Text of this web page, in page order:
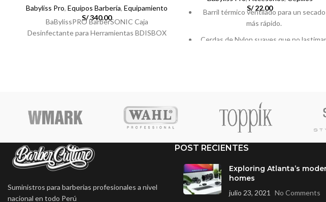
Babyliss Pro, Equipos Barbería, Equipamiento
S/340.00
BaBylissPRO BarberSONIC Caja
Desinfectante para Herramientas BDISBOX
S/22.00
Barril térmico ventilado para un secado
más rápido.
Cerdas de Nylon suaves que no
Suministros para barberias profesionales a nivel
nacional en todo Perú
POST RECIENTES
Exploring Atlanta’s
homes
julio 23, 2021 No Comments